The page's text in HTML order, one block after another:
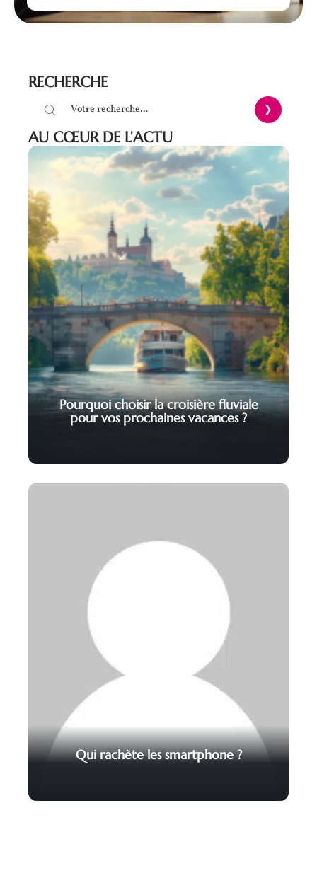
RECHERCHE
AU CŒUR DE L’ACTU
Pourquoi choisir la croisière fluviale
pour vos prochaines vacances ?
Qui rachète les smartphone ?